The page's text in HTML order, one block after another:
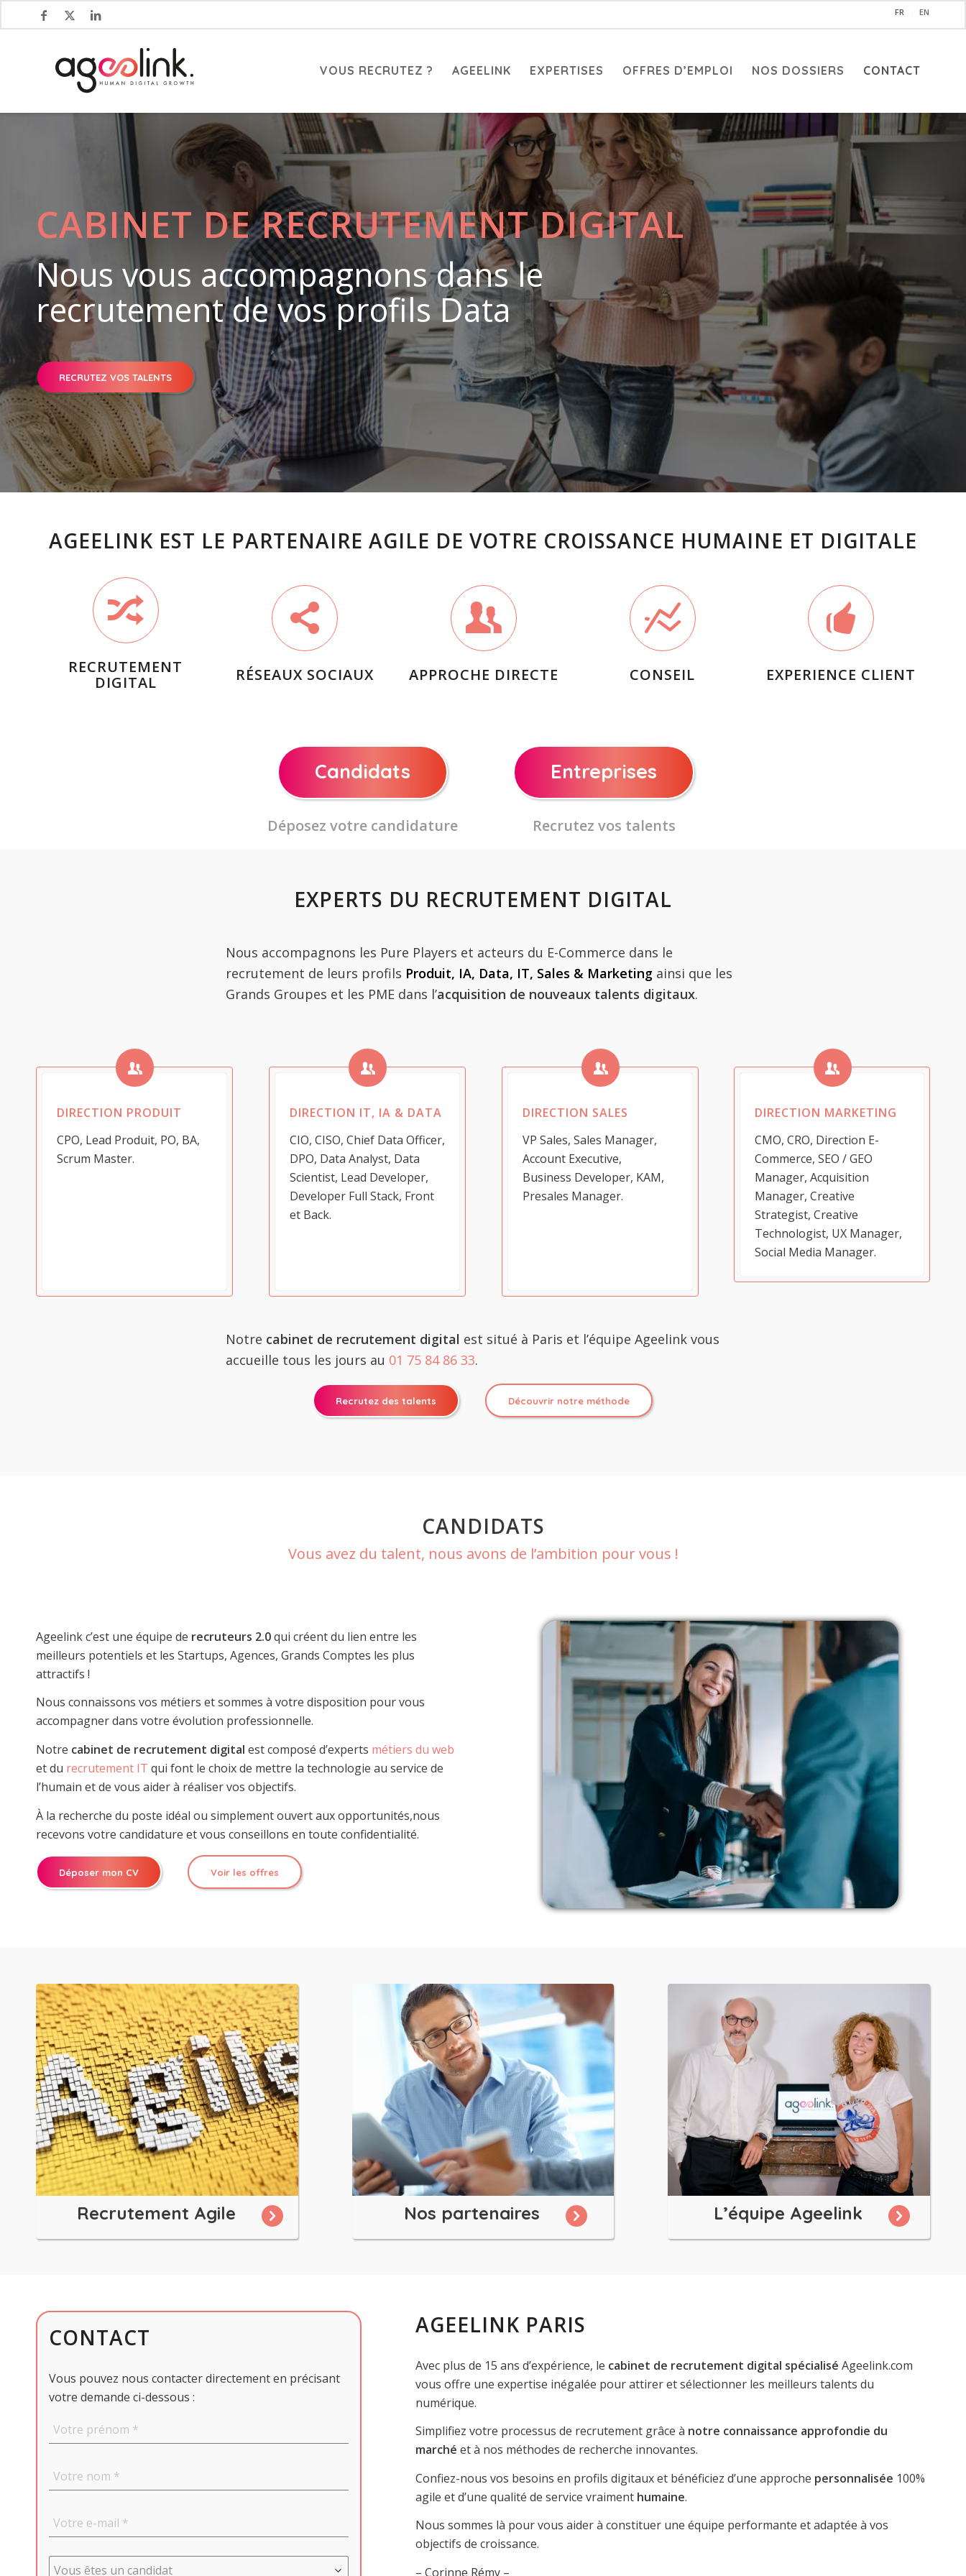
FR EN
VOUS RECRUTEZ ? AGEELINK EXPERTISES OFFRES D’EMPLOI NOS DOSSIERS CONTACT
CABINET DE RECRUTEMENT DIGITAL
Nous vous accompagnons dans le
recrutement de vos profils
RECRUTEZ VOS TALENTS
AGEELINK EST LE PARTENAIRE AGILE DE VOTRE CROISSANCE HUMAINE ET DIGITALE
RECRUTEMENT
DIGITAL
RÉSEAUX SOCIAUX APPROCHE DIRECTE CONSEIL EXPERIENCE CLIENT
Candidats
Déposez votre candidature
Entreprises
Recrutez vos talents
EXPERTS DU RECRUTEMENT DIGITAL
Nous accompagnons les Pure Players et acteurs du E-Commerce dans le
recrutement de leurs profils Produit, IA, Data, IT, Sales & Marketingainsi que les
Grands Groupes et les PME dans l’acquisition de nouveaux talents digitaux.
DIRECTION PRODUIT
CPO, Lead Produit, PO, BA,
Scrum Master.
DIRECTION IT, IA & DATA
CIO, CISO, Chief Data Officer,
DPO, Data Analyst, Data
Scientist, Lead Developer,
Developer Full Stack, Front
et Back.
DIRECTION SALES
VP Sales, Sales Manager,
Account Executive,
Business Developer, KAM,
Presales Manager.
DIRECTION MARKETING
CMO, CRO, Direction E-
Commerce, SEO / GEO
Manager, Acquisition
Manager, Creative
Strategist, Creative
Technologist, UX Manager,
Social Media Manager.
Notre cabinet de recrutement digital est situé à Paris et l’équipe Ageelink vous
accueille tous les jours au 01 75 84 86 33.
Recrutez des talents Découvrir notre méthode
CANDIDATS
Vous avez du talent, nous avons de l’ambition pour vous !
Ageelink c’est une équipe de recruteurs 2.0qui créent du lien entre les
meilleurs potentiels et les Startups, Agences, Grands Comptes les plus
attractifs !
Nous connaissons vos métiers et sommes à votre disposition pour vous
accompagner dans votre évolution professionnelle.
Notre cabinet de recrutement digital est composé d’experts métiers du web
et du recrutement IT qui font le choix de mettre la technologie au service de
l’humain et de vous aider à réaliser vos objectifs.
À la recherche du poste idéal ou simplement ouvert aux opportunités,nous
recevons votre candidature et vous conseillons en toute confidentialité.
Déposer mon CV Voir les offres
Recrutement Agile Nos partenaires L’équipe Ageelink
CONTACT
Vous pouvez nous contacter directement en précisant
votre demande ci-dessous :
AGEELINK PARIS
Avec plus de 15 ans d’expérience, le cabinet de recrutement digital spécialisé Ageelink.com
vous offre une expertise inégalée pour attirer et sélectionner les meilleurs talents du
numérique.
Simplifiez votre processus de recrutement grâce à notre connaissance approfondie du
marché et à nos méthodes de recherche innovantes.
Confiez-nous vos besoins en profils digitaux et bénéficiez d’une approche personnalisée 100%
agile et d’une qualité de service vraiment humaine.
Nous sommes là pour vous aider à constituer une équipe performante et adaptée à vos
objectifs de croissance.
– Corinne Rémy –